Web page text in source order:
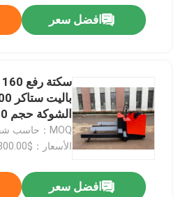
بيت
افضل سعر
الشوكة حجم 850-1250 ملم
MOQ：حاسب شخصي 1
الأسعار：$2800.00-$3800.00
افضل سعر